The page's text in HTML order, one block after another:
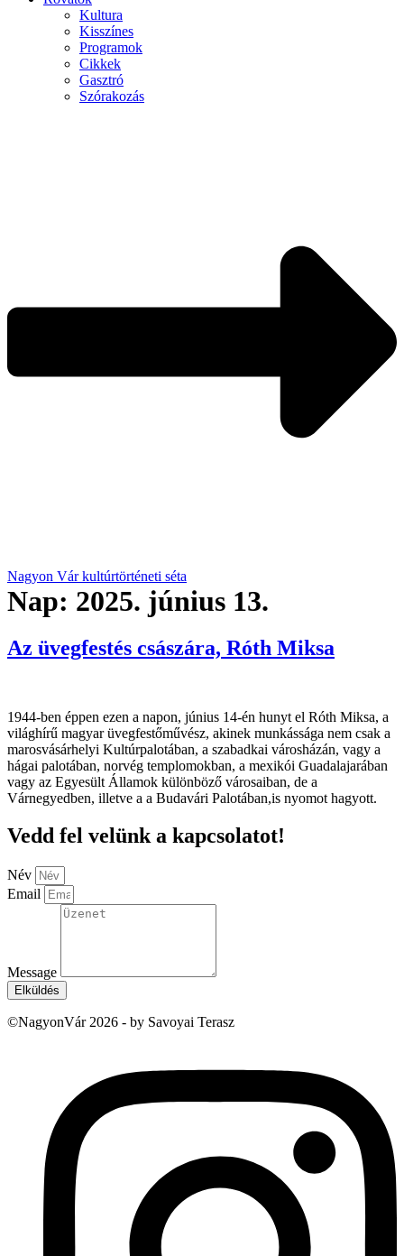
Kultura
Kisszínes
Programok
Cikkek
Gasztró
Szórakozás
Nagyon Vár kultúrtörténeti séta
Nap: 2025. június 13.
Az üvegfestés császára, Róth Miksa
1944-ben éppen ezen a napon, június 14-én hunyt el Róth Miksa, a
világhírű magyar üvegfestőművész, akinek munkássága nem csak a
marosvásárhelyi Kultúrpalotában, a szabadkai városházán, vagy a
hágai palotában, norvég templomokban, a mexikói Guadalajarában
vagy az Egyesült Államok különböző városaiban, de a
Várnegyedben, illetve a a Budavári Palotában,is nyomot hagyott.
Vedd fel velünk a kapcsolatot!
Név
Email
Message
Elküldés
©NagyonVár 2026 - by Savoyai Terasz